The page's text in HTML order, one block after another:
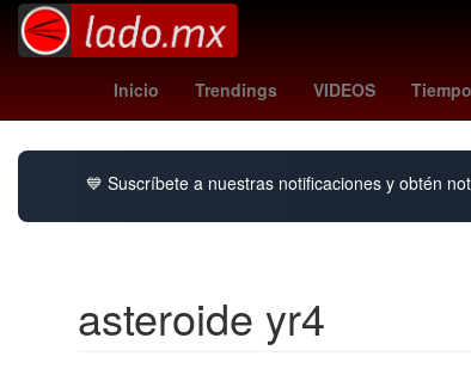
Inicio Trendings VIDEOS
dai dai shakira giuliano simeone Hailey Bieber
💙 Suscríbete a nuestras notificaciones y obtén
asteroide yr4